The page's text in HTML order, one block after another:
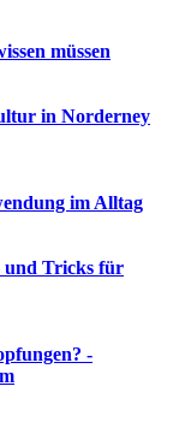
müssen
in Norderney
im Alltag
und Tricks für
-